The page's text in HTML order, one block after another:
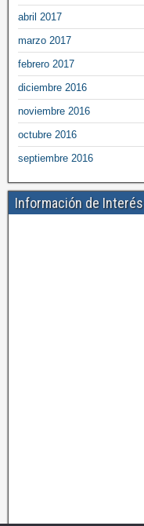
abril 2017
marzo 2017
febrero 2017
diciembre 2016
noviembre 2016
octubre 2016
septiembre 2016
Información de Interés